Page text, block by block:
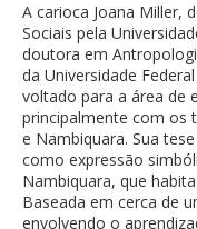
A carioca Joana Miller,
Sociais pela
doutora em
da Universidade
voltado para a área de
principalmente com os
e Nambiquara. Sua
como expressão
Nambiquara, que
Baseada em cerca de
envolvendo o